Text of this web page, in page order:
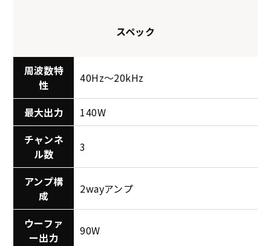
スペック
周波数特
性
40Hz〜20kHz
最大出力
140W
チャンネ
ル数
3
アンプ構
成
2wayアンプ
ウーファ
ー出力
90W